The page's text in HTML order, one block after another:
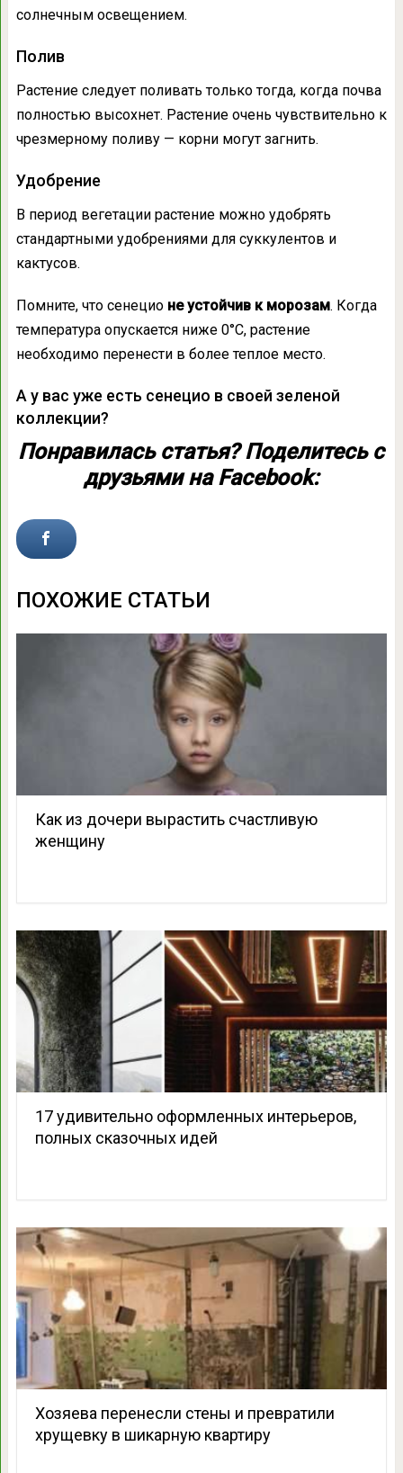
солнечным освещением.
Полив
Растение следует поливать только тогда, когда почва
полностью высохнет. Растение очень чувствительно к
чрезмерному поливу — корни могут загнить.
Удобрение
В период вегетации растение можно удобрять
стандартными удобрениями для суккулентов и
кактусов.
Помните, что сенецио не устойчив к морозам. Когда
температура опускается ниже 0°С, растение
необходимо перенести в более теплое место.
А у вас уже есть сенецио в своей зеленой
коллекции?
Понравилась статья? Поделитесь с
друзьями на Facebook:
ПОХОЖИЕ СТАТЬИ
Как из дочери вырастить счастливую
женщину
17 удивительно оформленных интерьеров,
полных сказочных идей
Хозяева перенесли стены и превратили
хрущевку в шикарную квартиру